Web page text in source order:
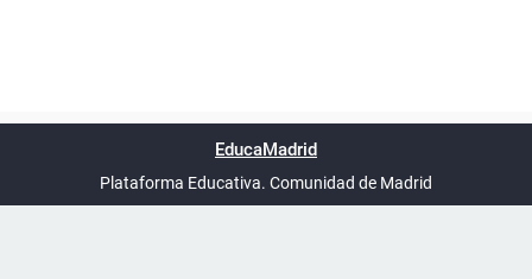
UTC+02:00
phpBB España
EducaMadrid
Plataforma Educativa. Comunidad de Madrid